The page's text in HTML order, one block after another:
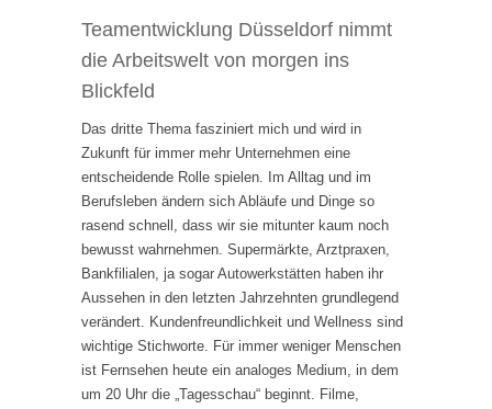
Teamentwicklung Düsseldorf nimmt
die Arbeitswelt von morgen ins
Blickfeld
Das dritte Thema fasziniert mich und wird in
Zukunft für immer mehr Unternehmen eine
entscheidende Rolle spielen. Im Alltag und im
Berufsleben ändern sich Abläufe und Dinge so
rasend schnell, dass wir sie mitunter kaum noch
bewusst wahrnehmen. Supermärkte, Arztpraxen,
Bankfilialen, ja sogar Autowerkstätten haben ihr
Aussehen in den letzten Jahrzehnten grundlegend
verändert. Kundenfreundlichkeit und Wellness sind
wichtige Stichworte. Für immer weniger Menschen
ist Fernsehen heute ein analoges Medium, in dem
um 20 Uhr die „Tagesschau“ beginnt. Filme,